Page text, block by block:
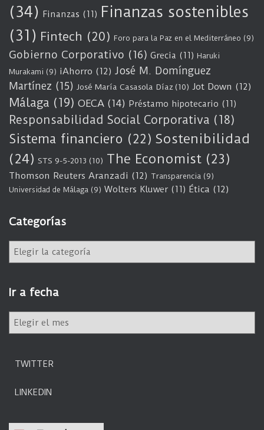
(34) Finanzas (11) Finanzas sostenibles
(31) Fintech (20) Foro para la Paz en el Mediterráneo (9)
Gobierno Corporativo (16) Grecia (11) Haruki
Murakami (9) iAhorro (12) José M. Domínguez
Martínez (15) José María Casasola Díaz(10) Jot Down (12)
Málaga (19) OECA (14) Préstamo hipotecario (11)
Responsabilidad Social Corporativa (18)
Sistema financiero (22) Sostenibilidad
(24) STS 9-5-2013 (10) The Economist (23)
Thomson Reuters Aranzadi (12) Transparencia (9)
Universidad de Málaga (9) Wolters Kluwer (11) Ética (12)
Categorías
e
g
o
Ir a fecha
TWITTER
LINKEDIN